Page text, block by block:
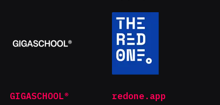
GIGASCHOOL® redone.app